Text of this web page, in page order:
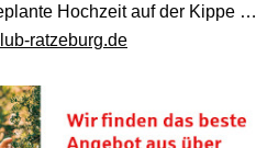
Hochzeit auf der Kippe …
ratzeburg.de